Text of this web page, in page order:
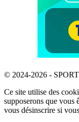
© 2024-2026 -
Ce site utilise des
supposerons que vous
vous désinscrire si